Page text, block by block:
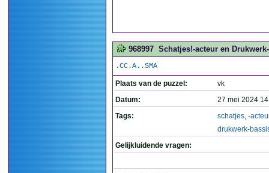
968997 Schatjes!-acteur en
.CC.A..SMA
Plaats van de puzzel:
vk
Datum:
27 mei 2024
Tags:
schatjes, -
drukwerk-
Gelijkluidende vragen: